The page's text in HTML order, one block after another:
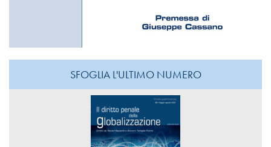
SFOGLIA L'ULTIMO NUMERO